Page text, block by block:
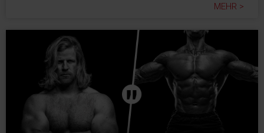
MEHR >